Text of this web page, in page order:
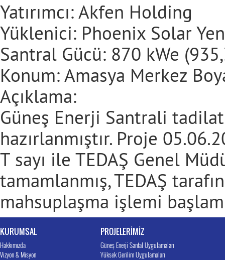
Yatırımcı: Akfen Holding
Yüklenici: Phoenix Solar
Santral Gücü: 870 kWe
Konum: Amasya Merkez
Açıklama:
Güneş Enerji Santrali
hazırlanmıştır. Proje
T sayı ile TEDAŞ Genel
tamamlanmış, TEDAŞ
mahsuplaşma işlemi
KURUMSAL
Hakkımızda
Vizyon & Misyon
PROJELERİMİZ
Güneş Enerji Santal Uygulamaları
Yüksek Gerilim Uygulamaları